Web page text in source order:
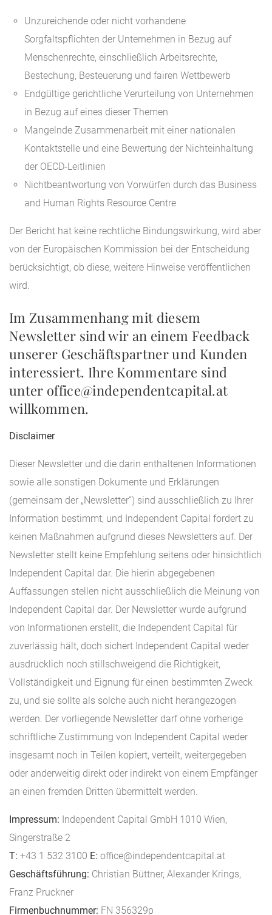
Unzureichende oder nicht vorhandene
Sorgfaltspflichten der Unternehmen in Bezug auf
Menschenrechte, einschließlich Arbeitsrechte,
Bestechung, Besteuerung und fairen Wettbewerb
Endgültige gerichtliche Verurteilung von Unternehmen
in Bezug auf eines dieser Themen
Mangelnde Zusammenarbeit mit einer nationalen
Kontaktstelle und eine Bewertung der Nichteinhaltung
der OECD-Leitlinien
Nichtbeantwortung von Vorwürfen durch das Business
and Human Rights Resource Centre
Der Bericht hat keine rechtliche Bindungswirkung, wird aber
von der Europäischen Kommission bei der Entscheidung
berücksichtigt, ob diese, weitere Hinweise veröffentlichen
wird.
Im Zusammenhang mit diesem
Newsletter sind wir an einem Feedback
unserer Geschäftspartner und Kunden
interessiert. Ihre Kommentare sind
unter office@independentcapital.at
willkommen.
Disclaimer
Dieser Newsletter und die darin enthaltenen Informationen
sowie alle sonstigen Dokumente und Erklärungen
(gemeinsam der „Newsletter“) sind ausschließlich zu Ihrer
Information bestimmt, und Independent Capital fordert zu
keinen Maßnahmen aufgrund dieses Newsletters auf. Der
Newsletter stellt keine Empfehlung seitens oder hinsichtlich
Independent Capital dar. Die hierin abgegebenen
Auffassungen stellen nicht ausschließlich die Meinung von
Independent Capital dar. Der Newsletter wurde aufgrund
von Informationen erstellt, die Independent Capital für
zuverlässig hält, doch sichert Independent Capital weder
ausdrücklich noch stillschweigend die Richtigkeit,
Vollständigkeit und Eignung für einen bestimmten Zweck
zu, und sie sollte als solche auch nicht herangezogen
werden. Der vorliegende Newsletter darf ohne vorherige
schriftliche Zustimmung von Independent Capital weder
insgesamt noch in Teilen kopiert, verteilt, weitergegeben
oder anderweitig direkt oder indirekt von einem Empfänger
an einen fremden Dritten übermittelt werden.
Impressum: Independent Capital GmbH 1010 Wien,
Singerstraße 2
T: +43 1 532 3100 E: office@independentcapital.at
Geschäftsführung: Christian Büttner, Alexander Krings,
Franz Pruckner
Firmenbuchnummer: FN 356329p